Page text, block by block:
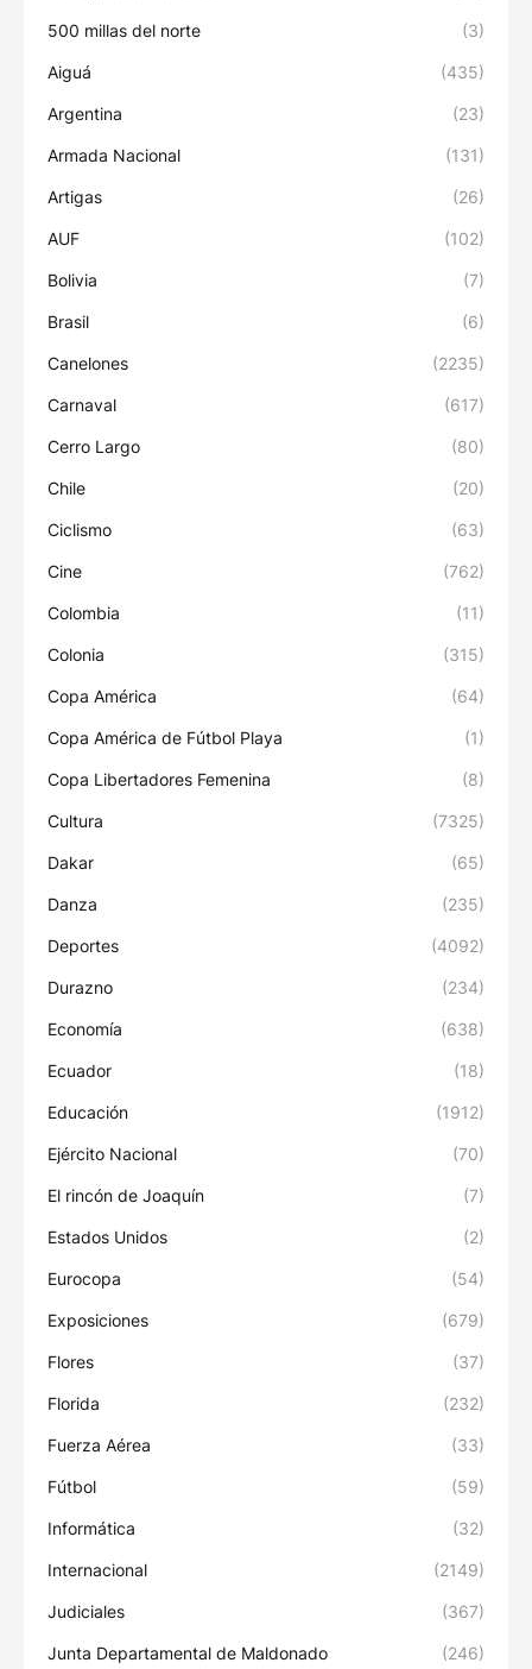
500 millas del norte (3)
Aiguá (435)
Argentina (23)
Armada Nacional (131)
Artigas (26)
AUF (102)
Bolivia (7)
Brasil (6)
Canelones (2235)
Carnaval (617)
Cerro Largo (80)
Chile (20)
Ciclismo (63)
Cine (762)
Colombia (11)
Colonia (315)
Copa América (64)
Copa América de Fútbol Playa (1)
Copa Libertadores Femenina (8)
Cultura (7325)
Dakar (65)
Danza (235)
Deportes (4092)
Durazno (234)
Economía (638)
Ecuador (18)
Educación (1912)
Ejército Nacional (70)
El rincón de Joaquín (7)
Estados Unidos (2)
Eurocopa (54)
Exposiciones (679)
Flores (37)
Florida (232)
Fuerza Aérea (33)
Fútbol (59)
Informática (32)
Internacional (2149)
Judiciales (367)
Junta Departamental de Maldonado (246)